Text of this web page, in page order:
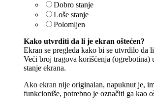
Dobro stanje
Loše stanje
Polomljen
Kako utvrditi da li je ekran oštećen?
Ekran se pregleda kako bi se utvrdilo da
Veći broj tragova korišćenja (ogrebotina)
stanje ekrana.
Ako ekran nije originalan, napuknut je,
funkcioniše, potrebno je označiti ga kao